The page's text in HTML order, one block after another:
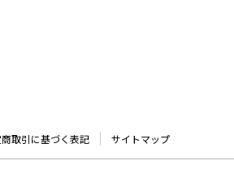
取引に基づく表記 サイトマップ